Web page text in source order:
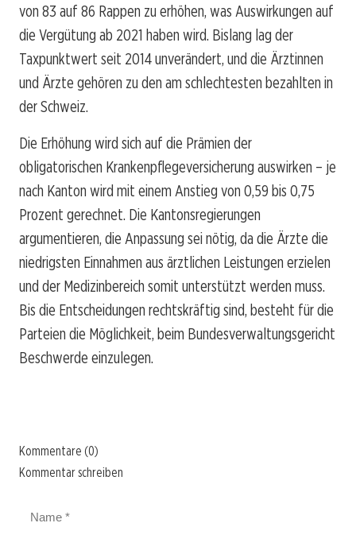
von 83 auf 86 Rappen zu erhöhen, was Auswirkungen auf
die Vergütung ab 2021 haben wird. Bislang lag der
Taxpunktwert seit 2014 unverändert, und die Ärztinnen
und Ärzte gehören zu den am schlechtesten bezahlten in
der Schweiz.
Die Erhöhung wird sich auf die Prämien der
obligatorischen Krankenpflegeversicherung auswirken – je
nach Kanton wird mit einem Anstieg von 0,59 bis 0,75
Prozent gerechnet. Die Kantonsregierungen
argumentieren, die Anpassung sei nötig, da die Ärzte die
niedrigsten Einnahmen aus ärztlichen Leistungen erzielen
und der Medizinbereich somit unterstützt werden muss.
Bis die Entscheidungen rechtskräftig sind, besteht für die
Parteien die Möglichkeit, beim Bundesverwaltungsgericht
Beschwerde einzulegen.
Kommentare (0)
Kommentar schreiben